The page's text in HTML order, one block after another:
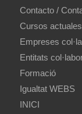
Contacto /
Cursos
Empreses
Entitats
Formació
Igualtat WEBS
INICI